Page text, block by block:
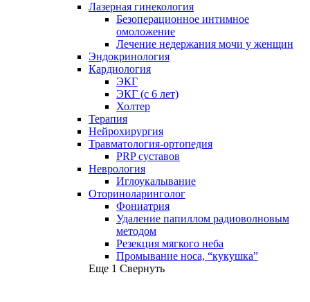
Лазерная гинекология
Безоперационное интимное
омоложение
Лечение недержания мочи у женщин
Эндокринология
Кардиология
ЭКГ
ЭКГ (с 6 лет)
Холтер
Терапия
Нейрохирургия
Травматология-ортопедия
PRP суставов
Неврология
Иглоукалывание
Оториноларинголог
Фониатрия
Удаление папиллом радиоволновым
методом
Резекция мягкого неба
Промывание носа, “кукушка”
Еще 1 Свернуть